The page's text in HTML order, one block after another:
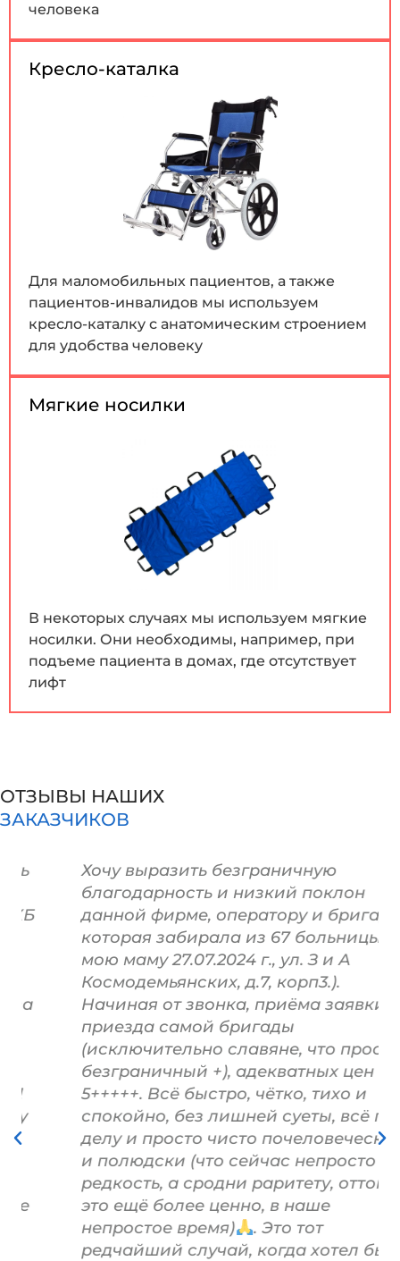
человека
Кресло-каталка
Для маломобильных пациентов, а также
пациентов-инвалидов мы используем
кресло-каталку с анатомическим строением
для удобства человеку
Мягкие носилки
В некоторых случаях мы используем мягкие
носилки. Они необходимы, например, при
подъеме пациента в домах, где отсутствует
лифт
ОТЗЫВЫ НАШИХ
ЗАКАЗЧИКОВ
Хочу выразить безграничную
благодарность и низкий поклон
данной фирме, оператору и бригаде
которая забирала из 67 больницы
мою маму 27.07.2024 г., ул. З и А
Космодемьянских, д.7, корп3.).
Начиная от звонка, приёма заявки,
приезда самой бригады
(исключительно славяне, что просто
безграничный +), адекватных цен
5+++++. Всё быстро, чётко, тихо и
спокойно, без лишней суеты, всё по
делу и просто чисто почеловечески
и полюдски (что сейчас непросто
редкость, а сродни раритету, оттого
это ещё более ценно, в наше
непростое время)
. Это тот
редчайший случай, когда хотел бы